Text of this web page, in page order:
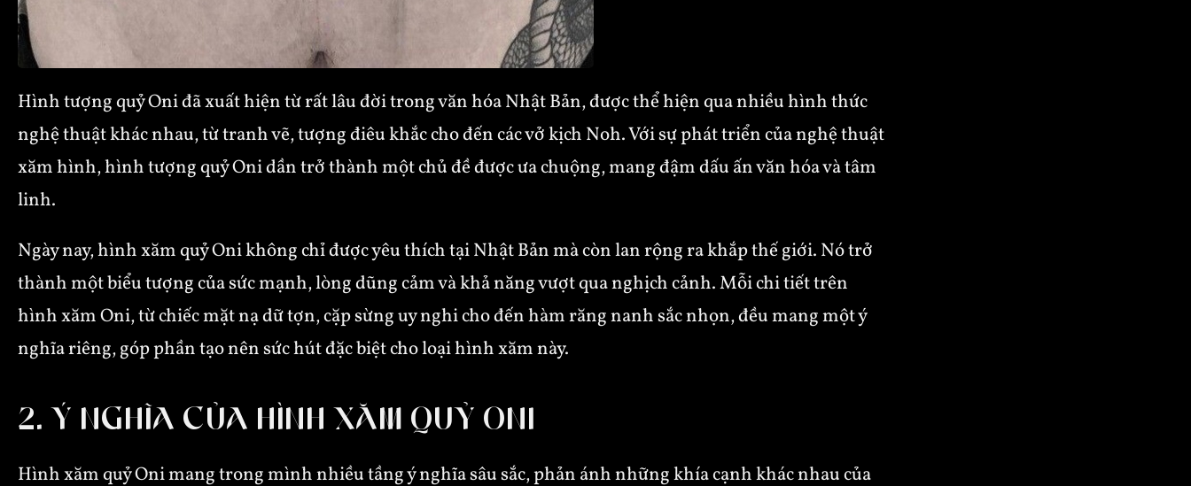
Hình tượng quỷ Oni đã xuất hiện từ rất lâu đời trong văn hóa Nhật Bản, được thể hiện qua nhiều hình thức
nghệ thuật khác nhau, từ tranh vẽ, tượng điêu khắc cho đến các vở kịch Noh. Với sự phát triển của nghệ thuật
xăm hình, hình tượng quỷ Oni dần trở thành một chủ đề được ưa chuộng, mang đậm dấu ấn văn hóa và tâm
linh.
Ngày nay, hình xăm quỷ Oni không chỉ được yêu thích tại Nhật Bản mà còn lan rộng ra khắp thế giới. Nó trở
thành một biểu tượng của sức mạnh, lòng dũng cảm và khả năng vượt qua nghịch cảnh. Mỗi chi tiết trên
hình xăm Oni, từ chiếc mặt nạ dữ tợn, cặp sừng uy nghi cho đến hàm răng nanh sắc nhọn, đều mang một ý
nghĩa riêng, góp phần tạo nên sức hút đặc biệt cho loại hình xăm này.
2. Ý NGHĨA CỦA HÌNH XĂM QUỶ ONI
Hình xăm quỷ Oni mang trong mình nhiều tầng ý nghĩa sâu sắc, phản ánh những khía cạnh khác nhau của